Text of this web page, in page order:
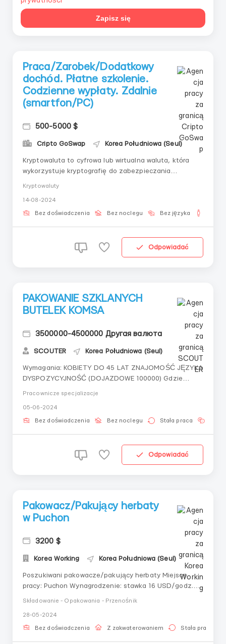
Zapisz się
Praca/Zarobek/Dodatkowy
dochód. Płatne szkolenie.
Codzienne wypłaty. Zdalnie
(smartfon/PC)
500-5000 $
Cripto GoSwap Korea Południowa (Seul)
Kryptowaluta to cyfrowa lub wirtualna waluta, która
wykorzystuje kryptografię do zabezpieczania
ambitnych i odpowiedzialnych pracowników do pracy w
sektorze kryptowalut! 🌐💰 To zdalna praca, która
Kryptowaluty
14-08-2024
Bez doświadczenia Bez noclegu Bez języka
Odpowiadać
PAKOWANIE SZKLANYCH
BUTELEK KOMSA
3500000-4500000 Другая валюта
SCOUTER Korea Południowa (Seul)
Wymagania: KOBIETY DO 45 LAT ZNAJOMOŚĆ JĘZYKA
DYSPOZYCYJNOŚĆ (DOJAZDOWE 100000) Gdzie
Pracownicze specjalizacje
05-06-2024
Bez doświadczenia Bez noclegu Stała praca
Odpowiadać
Pakowacz/Pakujący herbaty
w Puchon
3200 $
Korea Working Korea Południowa (Seul)
Poszukiwani pakowacze/pakujący herbaty Miejsce
pracy: Puchon Wynagrodzenie: stawka 16 USD/godz.
NETTO (to co otrzymujesz do ręki) Harmonogram
życzeniem) godzinny dzień roboczy;Obowiązki:-
pakowanie gotowej herbaty na taśmie produkcyjnej do
Składowanie - Opakowania - Przenośnik
28-05-2024
Bez doświadczenia Z zakwaterowaniem Stała praca